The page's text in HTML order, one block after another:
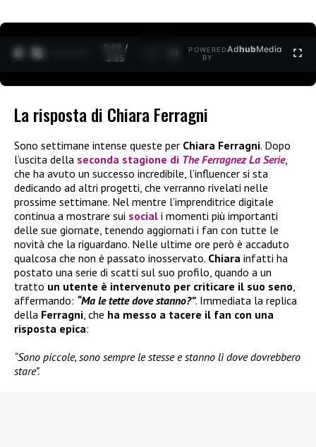
0:30 /
3:35
POWERED
BY
AdhubMedia
La risposta di Chiara Ferragni
Sono settimane intense queste per Chiara Ferragni. Dopo
l’uscita della seconda stagione di The Ferragnez La Serie,
che ha avuto un successo incredibile, l’influencer si sta
dedicando ad altri progetti, che verranno rivelati nelle
prossime settimane. Nel mentre l’imprenditrice digitale
continua a mostrare sui social i momenti più importanti
delle sue giornate, tenendo aggiornati i fan con tutte le
novità che la riguardano. Nelle ultime ore però è accaduto
qualcosa che non è passato inosservato. Chiara infatti ha
postato una serie di scatti sul suo profilo, quando a un
tratto un utente è intervenuto per criticare il suo seno,
affermando: “Ma le tette dove stanno?”. Immediata la replica
della Ferragni, che ha messo a tacere il fan con una
risposta epica:
“Sono piccole, sono sempre le stesse e stanno lì dove dovrebbero
stare”.